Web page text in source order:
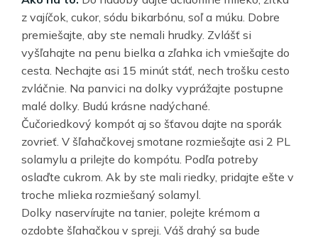
z vajíčok, cukor, sódu bikarbónu, soľ a múku. Dobre
premiešajte, aby ste nemali hrudky. Zvlášť si
vyšľahajte na penu bielka a zľahka ich vmiešajte do
cesta. Nechajte asi 15 minút stáť, nech trošku cesto
zvláčnie. Na panvici na dolky vyprážajte postupne
malé dolky. Budú krásne nadýchané.
Čučoriedkový kompót aj so šťavou dajte na sporák
zovrieť. V šľahačkovej smotane rozmiešajte asi 2 PL
solamylu a prilejte do kompótu. Podľa potreby
oslaďte cukrom. Ak by ste mali riedky, pridajte ešte v
troche mlieka rozmiešaný solamyl.
Dolky naservírujte na tanier, polejte krémom a
ozdobte šľahačkou v spreji. Váš drahý sa bude